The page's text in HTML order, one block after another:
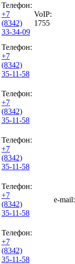
Телефон:
+7
(8342)
33-34-09
VoIP:
1755
Телефон:
+7
(8342)
35-11-58
Телефон:
+7
(8342)
35-11-58
Телефон:
+7
(8342)
35-11-58
Телефон:
+7
(8342)
35-11-58
e-mail:
Телефон:
+7
(8342)
35-11-58